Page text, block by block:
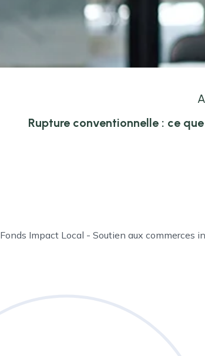
Rupture conventionnelle : ce
Fonds Impact Local - Soutien aux commerces